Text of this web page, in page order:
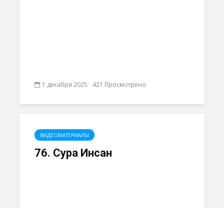
1 декабря 2025 421 Просмотрено
ВИДЕОМАТЕРИАЛЫ
76. Сура Инсан